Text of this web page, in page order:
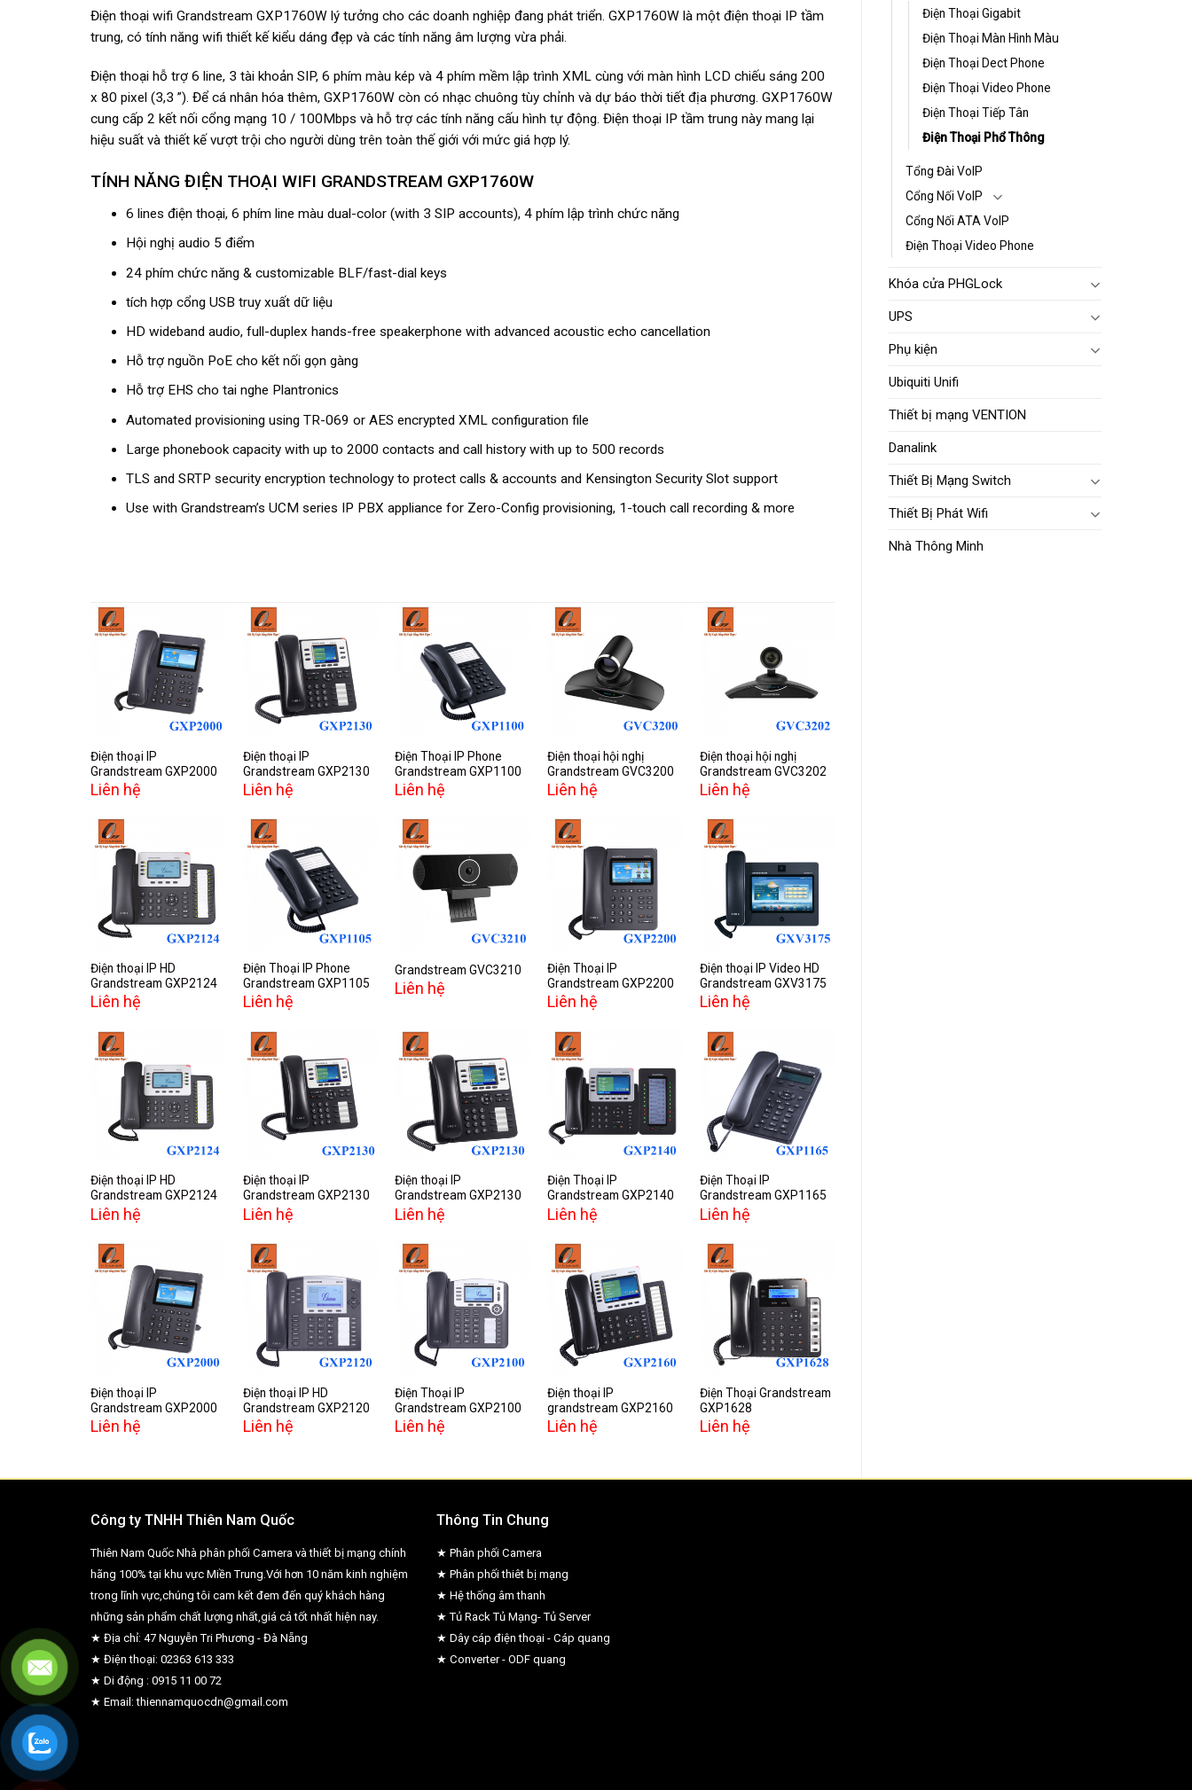
Điện Thoại Gigabit
Điện Thoại Màn Hình Màu
Điện Thoại Dect Phone
Điện Thoại Video Phone
Điện Thoại Tiếp Tân
Điện Thoại Phổ Thông
Tổng Đài VoIP
Cổng Nối VoIP
Cổng Nối ATA VoIP
Điện Thoại Video Phone
Khóa cửa PHGLock
UPS
Phụ kiện
Ubiquiti Unifi
Thiết bị mạng VENTION
Danalink
Thiết Bị Mạng Switch
Thiết Bị Phát Wifi
Nhà Thông Minh
Điện thoại wifi Grandstream GXP1760W lý tưởng cho các doanh nghiệp đang phát triển. GXP1760W là một điện thoại IP tầm
trung, có tính năng wifi thiết kế kiểu dáng đẹp và các tính năng âm lượng vừa phải.
Điện thoại hỗ trợ 6 line, 3 tài khoản SIP, 6 phím màu kép và 4 phím mềm lập trình XML cùng với màn hình LCD chiếu sáng 200
x 80 pixel (3,3 ”). Để cá nhân hóa thêm, GXP1760W còn có nhạc chuông tùy chỉnh và dự báo thời tiết địa phương. GXP1760W
cung cấp 2 kết nối cổng mạng 10 / 100Mbps và hỗ trợ các tính năng cấu hình tự động. Điện thoại IP tầm trung này mang lại
hiệu suất và thiết kế vượt trội cho người dùng trên toàn thế giới với mức giá hợp lý.
TÍNH NĂNG ĐIỆN THOẠI WIFI GRANDSTREAM GXP1760W
6 lines điện thoại, 6 phím line màu dual-color (with 3 SIP accounts), 4 phím lập trình chức năng
Hội nghị audio 5 điểm
24 phím chức năng & customizable BLF/fast-dial keys
tích hợp cổng USB truy xuất dữ liệu
HD wideband audio, full-duplex hands-free speakerphone with advanced acoustic echo cancellation
Hỗ trợ nguồn PoE cho kết nối gọn gàng
Hỗ trợ EHS cho tai nghe Plantronics
Automated provisioning using TR-069 or AES encrypted XML configuration file
Large phonebook capacity with up to 2000 contacts and call history with up to 500 records
TLS and SRTP security encryption technology to protect calls & accounts and Kensington Security Slot support
Use with Grandstream’s UCM series IP PBX appliance for Zero-Config provisioning, 1-touch call recording & more
Add to
wishlist
Điện thoại IP
Grandstream GXP2000
Liên hệ
Add to
wishlist
Điện thoại IP
Grandstream GXP2130
Liên hệ
Add to
wishlist
Điện Thoại IP Phone
Grandstream GXP1100
Liên hệ
Add to
wishlist
Điện thoại hội nghị
Grandstream GVC3200
Liên hệ
Add to
wishlist
Điện thoại hội nghị
Grandstream GVC3202
Liên hệ
Add to
wishlist
Điện thoại IP HD
Grandstream GXP2124
Liên hệ
Add to
wishlist
Điện Thoại IP Phone
Grandstream GXP1105
Liên hệ
Grandstream GVC3210
Liên hệ
Add to
wishlist
Điện Thoại IP
Grandstream GXP2200
Liên hệ
Add to
wishlist
Điện thoại IP Video HD
Grandstream GXV3175
Liên hệ
Add to
wishlist
Điện thoại IP HD
Grandstream GXP2124
Liên hệ
Add to
wishlist
Điện thoại IP
Grandstream GXP2130
Liên hệ
Add to
wishlist
Điện thoại IP
Grandstream GXP2130
Liên hệ
Add to
wishlist
Điện Thoại IP
Grandstream GXP2140
Liên hệ
Add to
wishlist
Điện Thoại IP
Grandstream GXP1165
Liên hệ
Add to
wishlist
Điện thoại IP
Grandstream GXP2000
Liên hệ
Add to
wishlist
Điện thoại IP HD
Grandstream GXP2120
Liên hệ
Add to
wishlist
Điện Thoại IP
Grandstream GXP2100
Liên hệ
Add to
wishlist
Điện thoại IP
grandstream GXP2160
Liên hệ
Add to
wishlist
Điện Thoại Grandstream
GXP1628
Liên hệ
Công ty TNHH Thiên Nam Quốc
Thiên Nam Quốc Nhà phân phối Camera và thiết bị mạng chính
hãng 100% tại khu vực Miền Trung.Với hơn 10 năm kinh nghiệm
trong lĩnh vực,chúng tôi cam kết đem đến quý khách hàng
những sản phẩm chất lượng nhất,giá cả tốt nhất hiện nay.
★ Địa chỉ: 47 Nguyễn Tri Phương - Đà Nẵng
★ Điện thoại: 02363 613 333
★ Di động : 0915 11 00 72
★ Email: thiennamquocdn@gmail.com
Thông Tin Chung
★ Phân phối Camera
★ Phân phối thiêt bị mạng
★ Hệ thống âm thanh
★ Tủ Rack Tủ Mạng- Tủ Server
★ Dây cáp điện thoại - Cáp quang
★ Converter - ODF quang